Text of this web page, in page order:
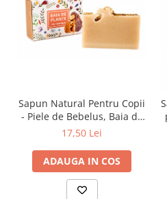
Yuup! - Cosmetica Veneta (17
produse)
Zuluff Diapers (70 produse)
Sapun Natural Pentru Copii
- Piele de Bebelus, Baia de
Plante, 100g
17,50 Lei
ADAUGA IN COS